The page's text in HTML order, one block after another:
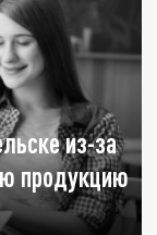
из-за
продукцию